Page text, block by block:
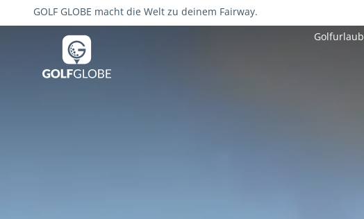
GOLF GLOBE macht die Welt zu deinem Fairway.
Golfurlaub